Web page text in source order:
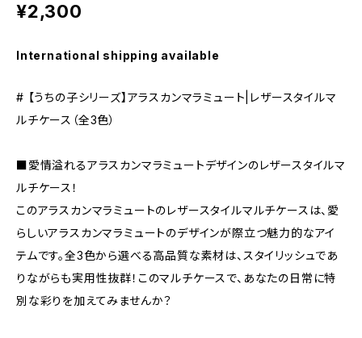
¥2,300
International shipping available
# 【うちの子シリーズ】アラスカンマラミュート|レザースタイルマ
ルチケース（全3色）
■愛情溢れるアラスカンマラミュートデザインのレザースタイルマ
ルチケース！
このアラスカンマラミュートのレザースタイルマルチケースは、愛
らしいアラスカンマラミュートのデザインが際立つ魅力的なアイ
テムです。全3色から選べる高品質な素材は、スタイリッシュであ
りながらも実用性抜群！このマルチケースで、あなたの日常に特
別な彩りを加えてみませんか？